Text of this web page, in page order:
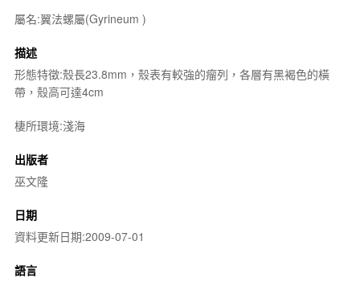
屬名:翼法螺屬(Gyrineum )
描述
形態特徵:殼長23.8mm，殼表有較強的瘤列，各層有黑褐色的橫
帶，殼高可達4cm
棲所環境:淺海
出版者
巫文隆
日期
資料更新日期:2009-07-01
語言